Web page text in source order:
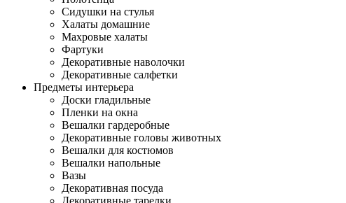
Сидушки на стулья
Халаты домашние
Махровые халаты
Фартуки
Декоративные наволочки
Декоративные салфетки
Предметы интерьера
Доски гладильные
Пленки на окна
Вешалки гардеробные
Декоративные головы животных
Вешалки для костюмов
Вешалки напольные
Вазы
Декоративная посуда
Декоративные тарелки